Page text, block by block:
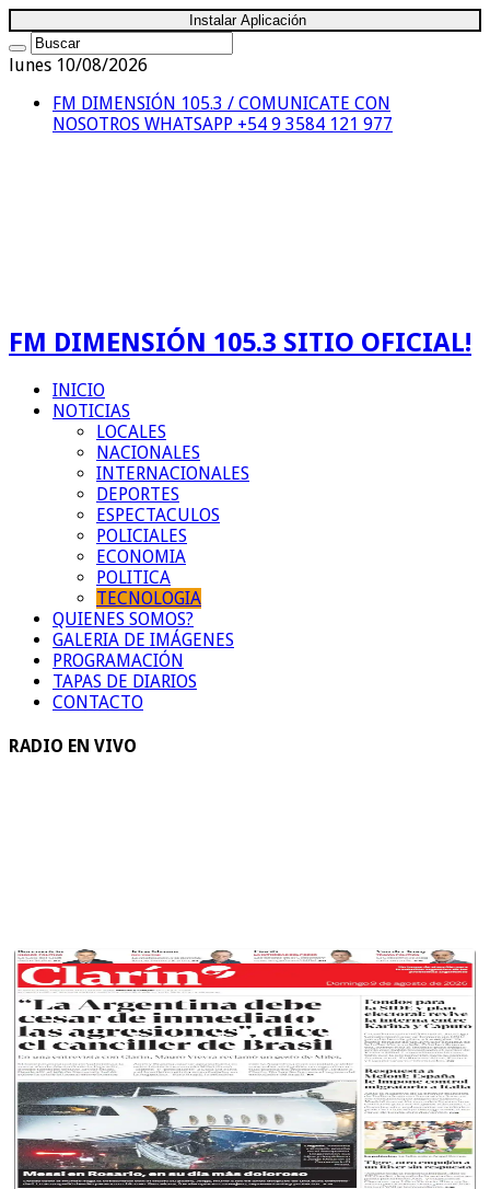
Instalar Aplicación
lunes 10/08/2026
FM DIMENSIÓN 105.3 / COMUNICATE CON
NOSOTROS WHATSAPP +54 9 3584 121 977
FM DIMENSIÓN 105.3 SITIO OFICIAL!
INICIO
NOTICIAS
LOCALES
NACIONALES
INTERNACIONALES
DEPORTES
ESPECTACULOS
POLICIALES
ECONOMIA
POLITICA
TECNOLOGIA
QUIENES SOMOS?
GALERIA DE IMÁGENES
PROGRAMACIÓN
TAPAS DE DIARIOS
CONTACTO
RADIO EN VIVO